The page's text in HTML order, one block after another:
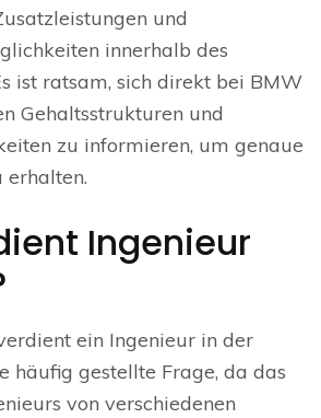
und
innerhalb des
ist ratsam, sich direkt bei BMW
Gehaltsstrukturen und
zu informieren, um genaue
erhalten.
Ingenieur
ein Ingenieur in der
häufig gestellte Frage, da das
von verschiedenen